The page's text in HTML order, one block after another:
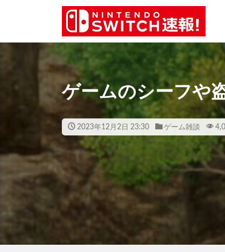
ゲームのシーフや
2023年12月2日 23:30 ゲーム雑談